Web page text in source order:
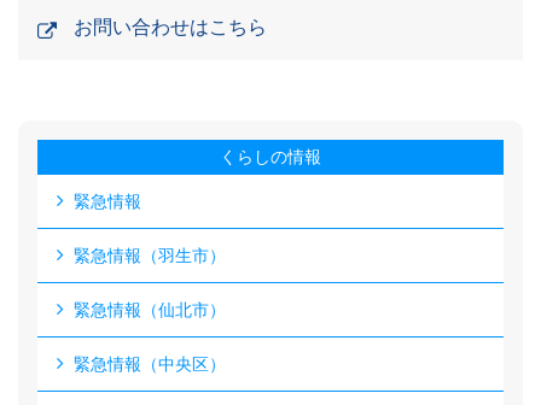
お問い合わせはこちら
くらしの情報
緊急情報
緊急情報（羽生市）
緊急情報（仙北市）
緊急情報（中央区）